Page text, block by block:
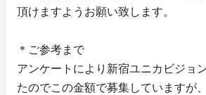
頂けますようお願い致します。
＊ご参考まで
アンケートにより新宿ユニカビジョ
たのでこの金額で募集していますが